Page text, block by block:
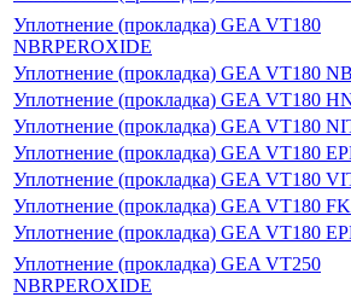
Уплотнение (прокладка) GEA VT180
NBRPEROXIDE
Уплотнение (прокладка) GEA VT180
Уплотнение (прокладка) GEA VT180
Уплотнение (прокладка) GEA VT180
Уплотнение (прокладка) GEA VT180
Уплотнение (прокладка) GEA VT180
Уплотнение (прокладка) GEA VT180
Уплотнение (прокладка) GEA VT180
Уплотнение (прокладка) GEA VT250
NBRPEROXIDE